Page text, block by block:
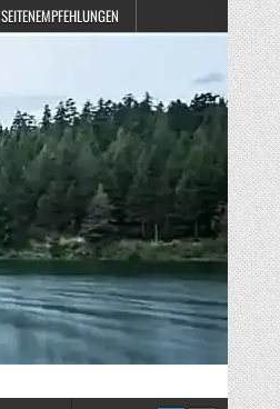
SEITENEMPFEHLUNGEN